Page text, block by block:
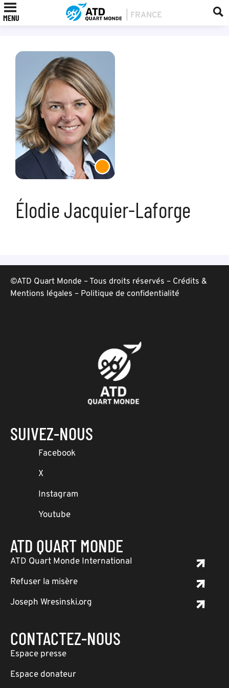
MENU
Élodie Jacquier-Laforge
©ATD Quart Monde – Tous droits réservés – Crédits &
Mentions légales – Politique de confidentialité
SUIVEZ-NOUS
Facebook
X
Instagram
Youtube
ATD QUART MONDE
ATD Quart Monde International
Refuser la misère
Joseph Wresinski.org
CONTACTEZ-NOUS
Espace presse
Espace donateur